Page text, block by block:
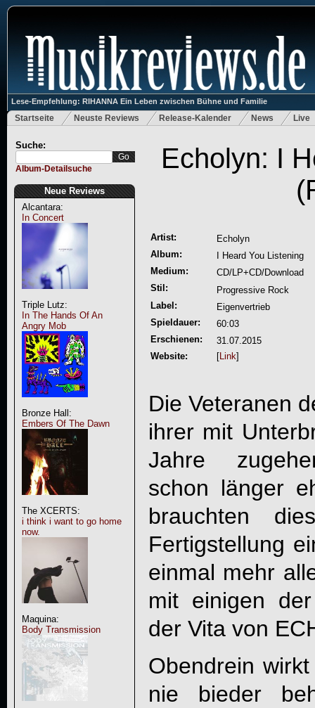
Lese-Empfehlung: RIHANNA Ein Leben zwischen Bühne und Familie
Startseite Neuste Reviews Release-Kalender News Live
Suche:
Album-Detailsuche
Neue Reviews
Alcantara:
In Concert
Triple Lutz:
In The Hands Of An
Angry Mob
Bronze Hall:
Embers Of The Dawn
The XCERTS:
i think i want to go home
now.
Maquina:
Body Transmission
Echolyn: I
Artist:
Echolyn
Album:
I Heard You Listening
Medium:
CD/LP+CD/Download
Stil:
Progressive Rock
Label:
Eigenvertrieb
Spieldauer:
60:03
Erschienen:
31.07.2015
Website:
[Link]
Die Veteranen
ihrer mit
Jahre
schon länger
brauchten
Fertigstellung
einmal mehr
mit einigen
der Vita von
Obendrein
nie bieder